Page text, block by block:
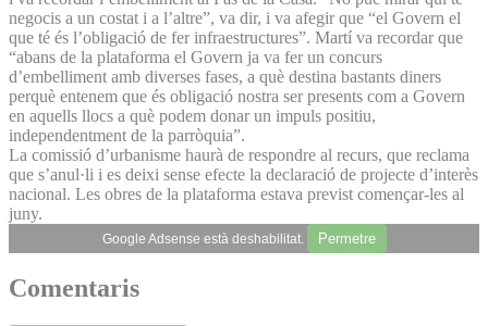
negocis a un costat i a l’altre”, va dir, i va afegir que “el Govern el
que té és l’obligació de fer infraestructures”. Martí va recordar que
“abans de la plataforma el Govern ja va fer un concurs
d’embelliment amb diverses fases, a què destina bastants diners
perquè entenem que és obligació nostra ser presents com a Govern
en aquells llocs a què podem donar un impuls positiu,
independentment de la parròquia”.
La comissió d’urbanisme haurà de respondre al recurs, que reclama
que s’anul·li i es deixi sense efecte la declaració de projecte d’interès
nacional. Les obres de la plataforma estava previst començar-les al
juny.
Google Adsense està deshabilitat. Permetre
Comentaris